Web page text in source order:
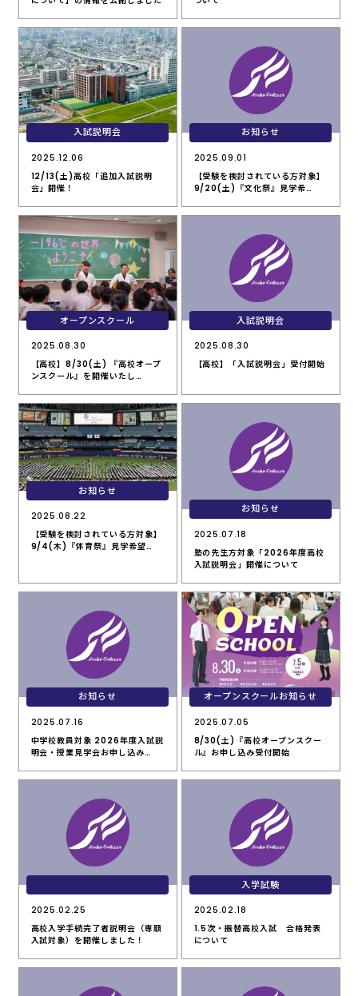
2025.12.06
入試説明会
12/13(土)高校「追加入試説明
会」開催！
2025.09.01
お知らせ
【受験を検討されている方対象】
9/20(土)『文化祭』見学希…
2025.08.30
オープンスクール
【高校】8/30(土) 『高校オープ
ンスクール』を開催いたし…
2025.08.30
入試説明会
【高校】「入試説明会」受付開始
2025.08.22
お知らせ
【受験を検討されている方対象】
9/4(木)『体育祭』見学希望…
2025.07.18
お知らせ
塾の先生方対象「2026年度高校
入試説明会」開催について
2025.07.16
お知らせ
中学校教員対象 2026年度入試説
明会・授業見学会お申し込み…
2025.07.05
オープンスクールお知らせ
8/30(土)『高校オープンスクー
ル』お申し込み受付開始
2025.02.25
高校入学手続完了者説明会（専願
入試対象）を開催しました！
2025.02.18
入学試験
1.5次・振替高校入試 合格発表
について